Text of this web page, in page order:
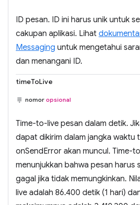
ID pesan. ID ini harus unik untuk
cakupan aplikasi. Lihat
Messaging untuk mengetahui
dan menangani ID.
timeToLive
nomor opsional
Time-to-live pesan dalam detik.
dapat dikirim dalam jangka waktu
onSendError akan muncul. Time-
menunjukkan bahwa pesan harus
gagal jika tidak memungkinkan.
live adalah 86.400 detik (1 hari)